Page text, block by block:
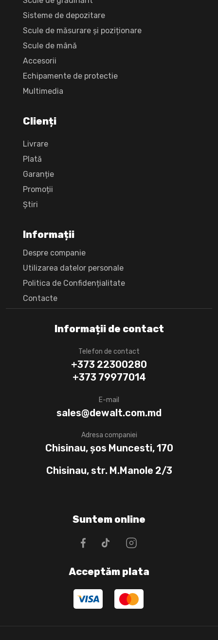
Informații de contact
Telefon de contact
+373 22300280
+373 79977014
E-mail
sales@dewalt.com.md
Adresa companiei
Chisinau, șos Muncesti, 170
Chisinau, str. M.Manole 2/3
Sisteme de depozitare
Scule de măsurare și poziționare
Scule de mână
Accesorii
Echipamente de protectie
Multimedia
Clienți
Livrare
Plată
Garanție
Promoții
Știri
Informații
Despre companie
Utilizarea datelor personale
Politica de Confidențialitate
Сontacte
Suntem online
Acceptăm plata